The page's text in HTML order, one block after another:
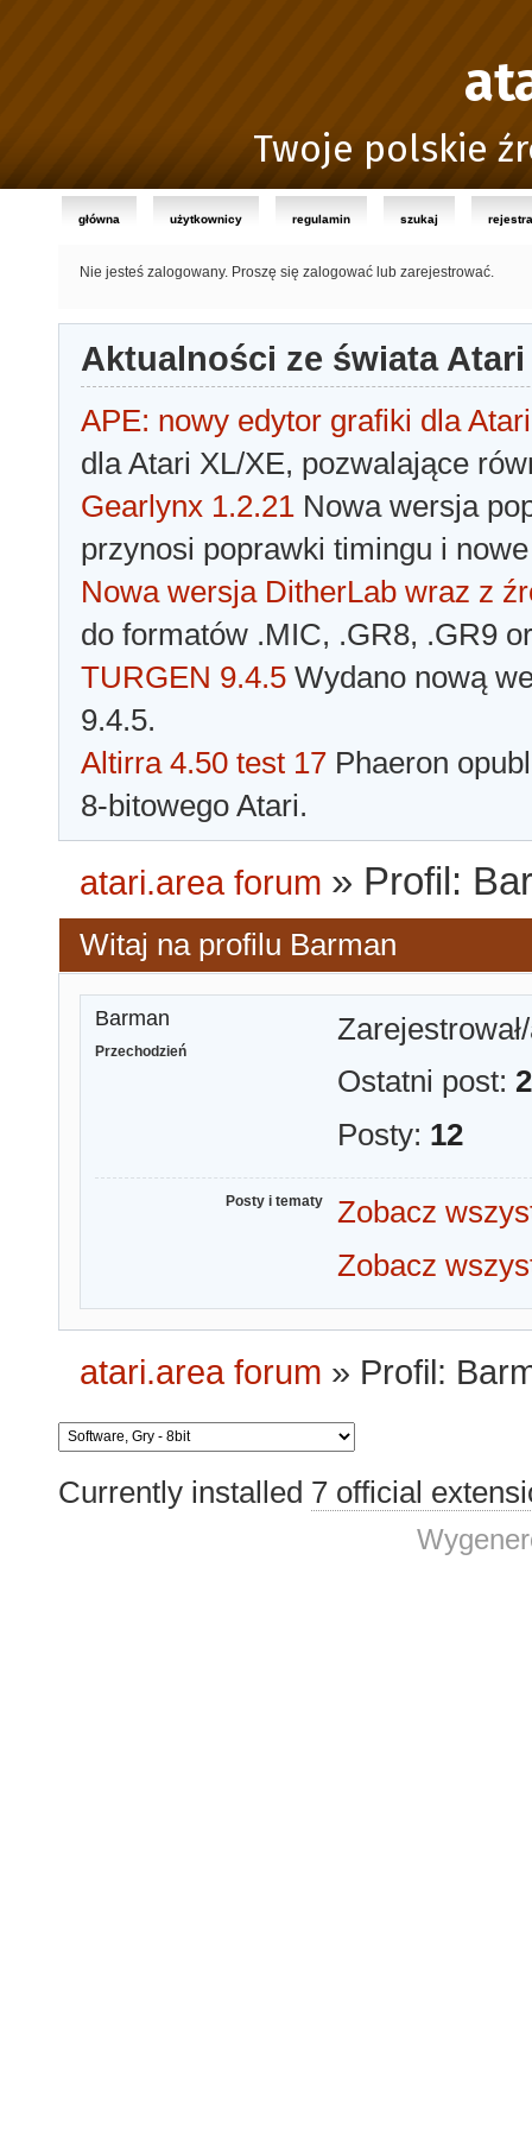
Twoje polskie
główna użytkownicy regulamin szukaj
Nie jesteś zalogowany. Proszę się zalogować lub zarejestrować.
Aktualności ze świata Atari
APE: nowy edytor grafiki dla Atari
dla Atari XL/XE, pozwalające
Gearlynx 1.2.21 Nowa wersja
przynosi poprawki timingu i
Nowa wersja DitherLab wraz z
do formatów .MIC, .GR8, .GR9
TURGEN 9.4.5 Wydano nową
9.4.5.
Altirra 4.50 test 17 Phaeron
8-bitowego Atari.
atari.area forum » Profil:
Witaj na profilu Barman
Barman
Przechodzień
Ostatni post:
Posty: 12
Posty i tematy
Zobacz
Zobacz
atari.area forum » Profil:
Currently installed 7 official